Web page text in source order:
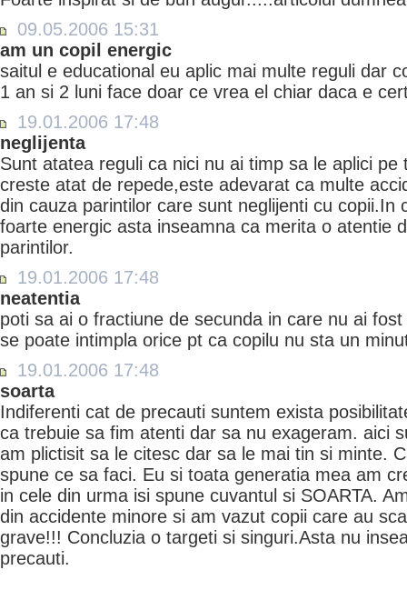
09.05.2006 15:31
am un copil energic
saitul e educational eu aplic mai multe reguli dar
1 an si 2 luni face doar ce vrea el chiar daca e
19.01.2006 17:48
neglijenta
Sunt atatea reguli ca nici nu ai timp sa le aplici pe
creste atat de repede,este adevarat ca multe
din cauza parintilor care sunt neglijenti cu copii.In
foarte energic asta inseamna ca merita o atentie
parintilor.
19.01.2006 17:48
neatentia
poti sa ai o fractiune de secunda in care nu ai
se poate intimpla orice pt ca copilu nu sta un
19.01.2006 17:48
soarta
Indiferenti cat de precauti suntem exista
ca trebuie sa fim atenti dar sa nu exageram. aici
am plictisit sa le citesc dar sa le mai tin si minte.
spune ce sa faci. Eu si toata generatia mea am
in cele din urma isi spune cuvantul si SOARTA.
din accidente minore si am vazut copii care au
grave!!! Concluzia o targeti si singuri.Asta nu
precauti.